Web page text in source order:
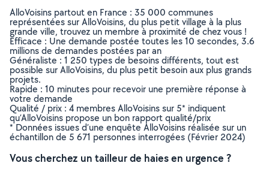
AlloVoisins partout en France : 35 000 communes
représentées sur AlloVoisins, du plus petit village à la plus
grande ville, trouvez un membre à proximité de chez vous !
Efficace : Une demande postée toutes les 10 secondes, 3.6
millions de demandes postées par an
Généraliste : 1 250 types de besoins différents, tout est
possible sur AlloVoisins, du plus petit besoin aux plus grands
projets.
Rapide : 10 minutes pour recevoir une première réponse à
votre demande
Qualité / prix : 4 membres AlloVoisins sur 5* indiquent
qu’AlloVoisins propose un bon rapport qualité/prix
* Données issues d’une enquête AlloVoisins réalisée sur un
échantillon de 5 671 personnes interrogées (Février 2024)
Vous cherchez un tailleur de haies en urgence ?